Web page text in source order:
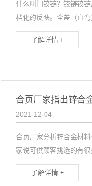
什么叫门铰链？铰链铰
档化的反映。全盖（直
了解详情 +
合页厂家指出锌合
2021-12-04
合页厂家分析锌合金材
家说可供顾客挑选的有
了解详情 +